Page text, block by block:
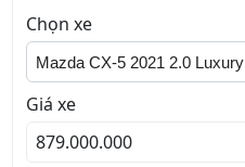
Chọn xe
Mazda CX-5 2021 2.0 Luxury
Giá xe